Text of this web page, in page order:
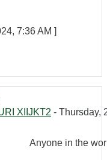
7:36 AM ]
XIIJKT2 - Thursday,
Anyone in the